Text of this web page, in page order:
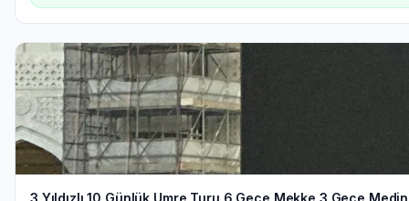
3 Yıldızlı 10 Günlük Umre Turu 6 Gece Mekke 3 Gece